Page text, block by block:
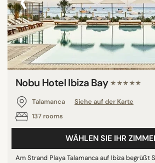
Nobu Hotel Ibiza Bay ★★★★★
Talamanca
Siehe auf der Karte
137 rooms
WÄHLEN SIE IHR
Am Strand Playa Talamanca auf Ibiza begrüßt